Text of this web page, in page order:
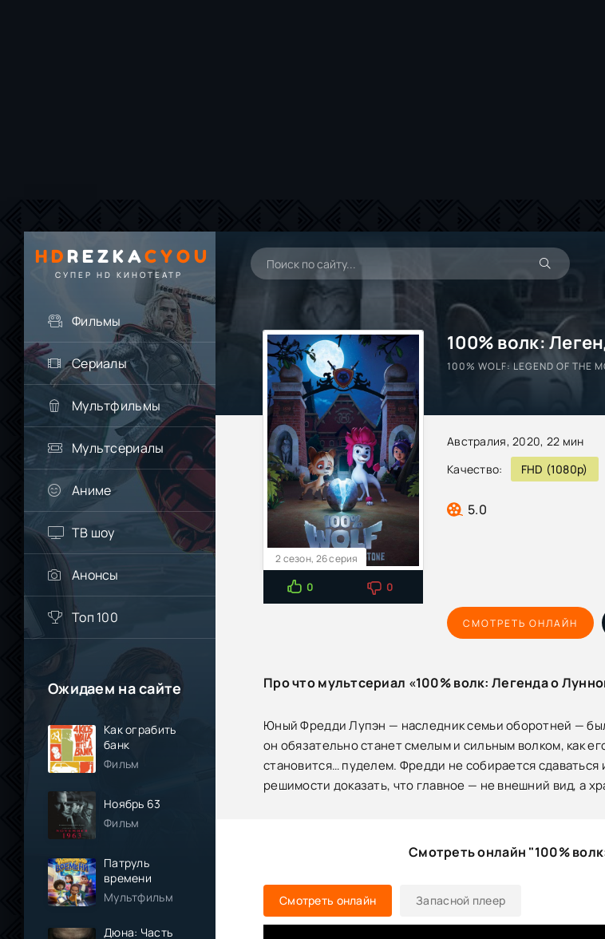
HD REZKACYOU
СУПЕР HD КИНОТЕАТР
Фильмы
Сериалы
Мультфильмы
Мультсериалы
Аниме
ТВ шоу
Анонсы
Топ 100
Ожидаем на сайте
Как ограбить
банк
Фильм
Ноябрь 63
Фильм
Патруль
времени
Мультфильм
Дюна: Часть
100% волк:
100% WOLF: LEGEND OF THE
Австралия, 2020, 22 мин
Качество:
FHD (1080p)
5.0
2 сезон, 26 серия
0 0
СМОТРЕТЬ ОНЛАЙН
Про что мультсериал «100% волк: Легенда о
Юный Фредди Лупэн — наследник семьи оборотней —
он обязательно станет смелым и сильным волком, как
становится… пуделем. Фредди не собирается
решимости доказать, что главное — не внешний вид, а
Смотреть онлайн "100%
Смотреть онлайн Запасной плеер